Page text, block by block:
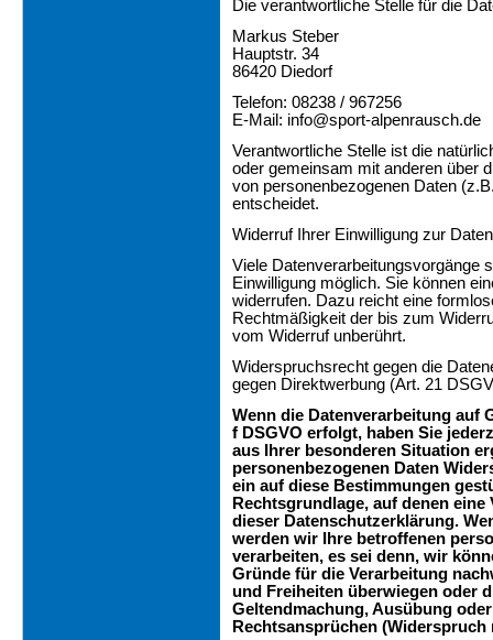
Die verantwortliche Stelle für die
Markus Steber
Hauptstr. 34
86420 Diedorf
Telefon: 08238 / 967256
E-Mail: info@sport-alpenrausch.de
Verantwortliche Stelle ist die
oder gemeinsam mit anderen über
von personenbezogenen Daten
entscheidet.
Widerruf Ihrer Einwilligung zur
Viele Datenverarbeitungsvorgänge
Einwilligung möglich. Sie können
widerrufen. Dazu reicht eine
Rechtmäßigkeit der bis zum
vom Widerruf unberührt.
Widerspruchsrecht gegen die
gegen Direktwerbung (Art. 21
Wenn die Datenverarbeitung auf
f DSGVO erfolgt, haben Sie
aus Ihrer besonderen Situation
personenbezogenen Daten
ein auf diese Bestimmungen
Rechtsgrundlage, auf denen
dieser Datenschutzerklärung.
werden wir Ihre betroffenen
verarbeiten, es sei denn, wir
Gründe für die Verarbeitung
und Freiheiten überwiegen oder
Geltendmachung, Ausübung
Rechtsansprüchen (Widerspruch